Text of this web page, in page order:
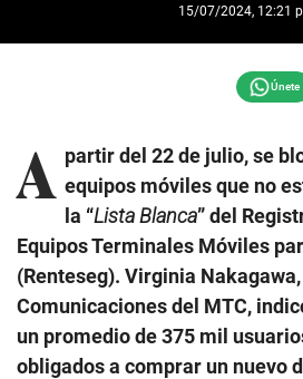
15/07/2024, 12:21
A partir del 22 de julio, se
equipos móviles que no
la “Lista Blanca” del
Equipos Terminales Móviles
(Renteseg). Virginia
Comunicaciones del MTC,
un promedio de 375 mil
obligados a comprar un nuevo